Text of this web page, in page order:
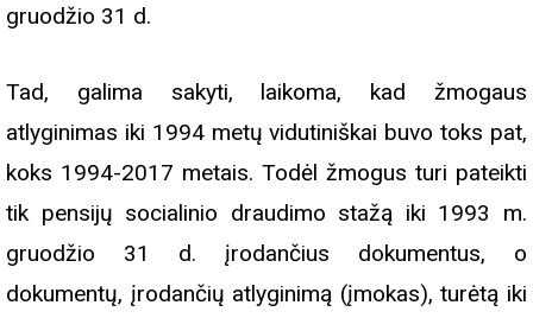
gruodžio 31 d.
Tad, galima sakyti, laikoma, kad žmogaus
atlyginimas iki 1994 metų vidutiniškai buvo toks pat,
koks 1994-2017 metais. Todėl žmogus turi pateikti
tik pensijų socialinio draudimo stažą iki 1993 m.
gruodžio 31 d. įrodančius dokumentus, o
dokumentų, įrodančių atlyginimą (įmokas), turėtą iki